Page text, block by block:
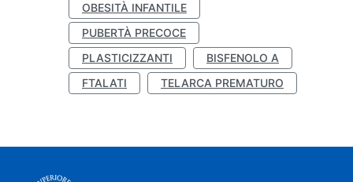
OBESITÀ INFANTILE
PUBERTÀ PRECOCE
PLASTICIZZANTI
BISFENOLO A
FTALATI
TELARCA PREMATURO